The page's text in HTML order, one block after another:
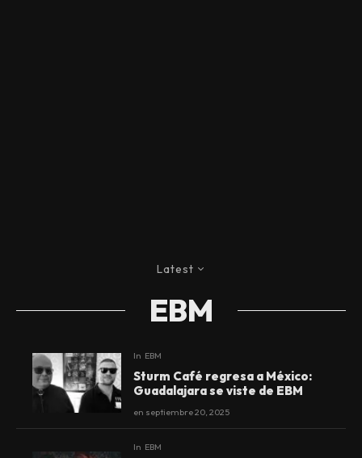
Latest
EBM
In EBM
Sturm Café regresa a México:
Guadalajara se viste de EBM
en septiembre 20, 2025
In EBM